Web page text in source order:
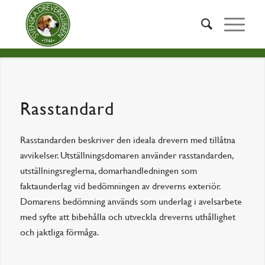
Rasstandard
Rasstandarden beskriver den ideala drevern med tillåtna
avvikelser. Utställningsdomaren använder rasstandarden,
utställningsreglerna, domarhandledningen som
faktaunderlag vid bedömningen av dreverns exteriör.
Domarens bedömning används som underlag i avelsarbete
med syfte att bibehålla och utveckla dreverns uthållighet
och jaktliga förmåga.